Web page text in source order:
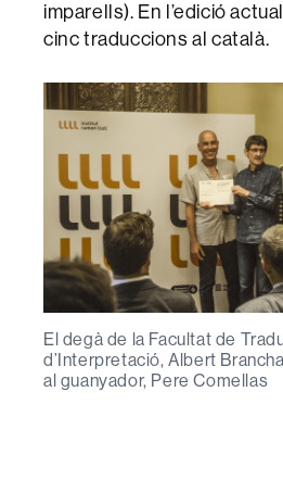
imparells). En l’edició
cinc traduccions al català.
El degà de la Facultat de
d’Interpretació, Albert
al guanyador, Pere Comellas